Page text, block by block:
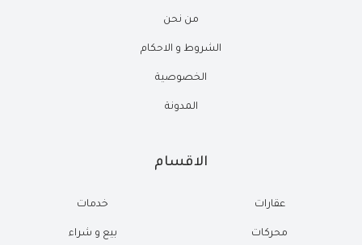
من نحن
الشروط و الاحكام
الخصوصية
المدونة
الاقسام
عقارات
محركات
خدمات
بيع و شراء